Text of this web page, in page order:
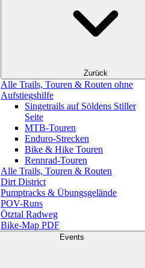
Zurück
Alle Trails, Touren & Routen ohne
Aufstiegshilfe
Singetrails auf Söldens Stiller
Seite
MTB-Touren
Enduro-Strecken
Bike & Hike Touren
Rennrad-Touren
Alle Trails, Touren & Routen
Dirt District
Pumptracks & Übungsgelände
POV-Runs
Ötztal Radweg
Bike-Map PDF
Events